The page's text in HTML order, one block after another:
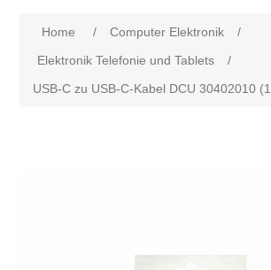
Home / Computer Elektronik
/
Elektronik Telefonie und Tablets
/
USB-C zu USB-C-Kabel DCU 30402010